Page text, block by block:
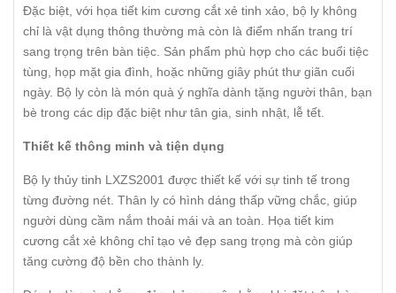
Đặc biệt, với họa tiết kim cương cắt xẻ tinh xảo, bộ ly không
chỉ là vật dụng thông thường mà còn là điểm nhấn trang trí
sang trọng trên bàn tiệc. Sản phẩm phù hợp cho các buổi tiệc
tùng, họp mặt gia đình, hoặc những giây phút thư giãn cuối
ngày. Bộ ly còn là món quà ý nghĩa dành tặng người thân, bạn
bè trong các dịp đặc biệt như tân gia, sinh nhật, lễ tết.
Thiết kế thông minh và tiện dụng
Bộ ly thủy tinh LXZS2001 được thiết kế với sự tinh tế trong
từng đường nét. Thân ly có hình dáng thấp vững chắc, giúp
người dùng cầm nắm thoải mái và an toàn. Họa tiết kim
cương cắt xẻ không chỉ tạo vẻ đẹp sang trọng mà còn giúp
tăng cường độ bền cho thành ly.